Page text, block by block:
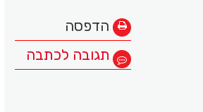
הדפסה
תגובה לכתבה